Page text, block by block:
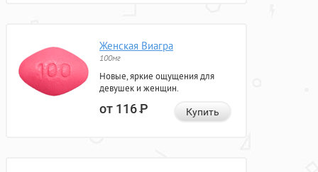
Женская Виагра
100мг
Новые, яркие ощущения для
девушек и женщин.
от 116Р Купить